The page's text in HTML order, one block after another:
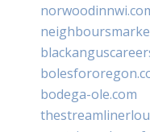
bodega-ole.com